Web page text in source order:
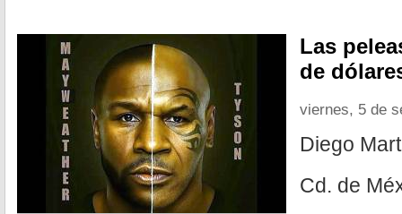
Las
de
viernes, 5 de
Diego
Cd. de